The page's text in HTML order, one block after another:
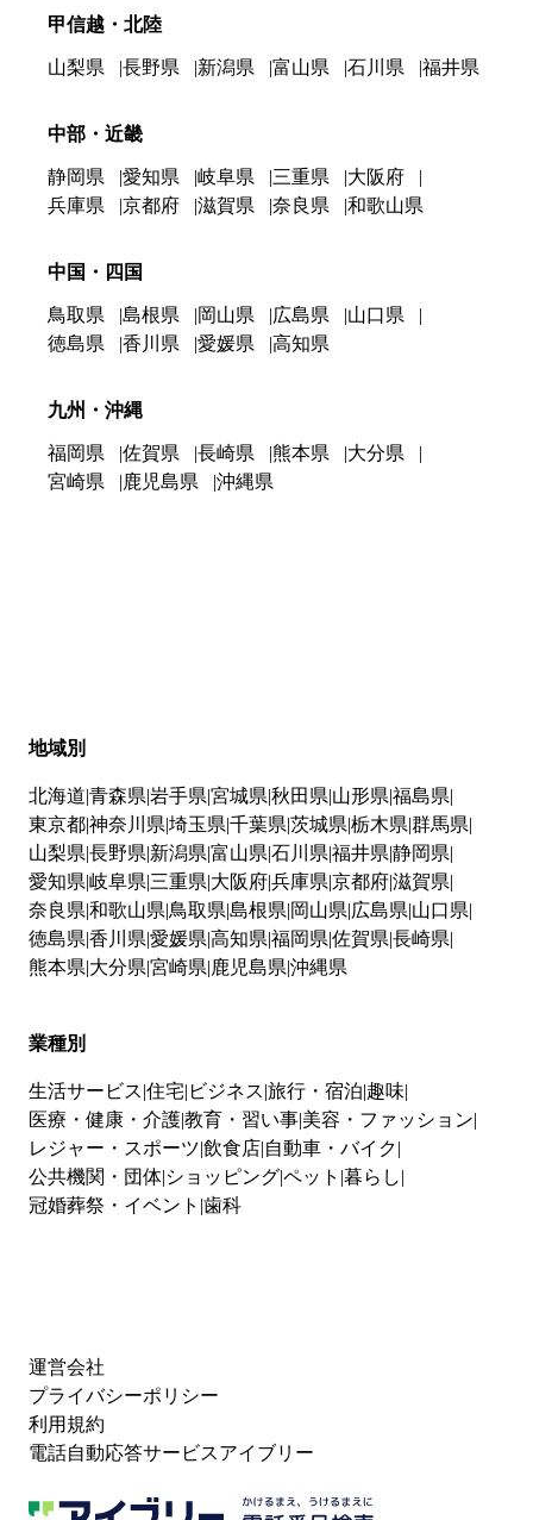
甲信越・北陸
山梨県 長野県 新潟県 富山県 石川県 福井県
中部・近畿
静岡県 愛知県 岐阜県 三重県
大阪府
兵庫県
京都府 滋賀県 奈良県 和歌山県
中国・四国
鳥取県 島根県 岡山県 広島県
山口県
徳島県
香川県 愛媛県 高知県
九州・沖縄
福岡県 佐賀県 長崎県 熊本県
大分県
宮崎県
鹿児島県 沖縄県
地域別
北海道 青森県 岩手県 宮城県 秋田県 山形県 福島県
東京都神奈川県 埼玉県 千葉県 茨城県 栃木県 群馬県
山梨県 長野県 新潟県 富山県 石川県 福井県 静岡県
愛知県 岐阜県 三重県 大阪府兵庫県 京都府滋賀県
奈良県 和歌山県 鳥取県 島根県 岡山県 広島県 山口県
徳島県 香川県 愛媛県 高知県 福岡県 佐賀県 長崎県
熊本県 大分県 宮崎県 鹿児島県 沖縄県
業種別
生活サービス 住宅 ビジネス 旅行・宿泊 趣味
医療・健康・介護教育・習い事 美容・ファッション
レジャー・スポーツ 飲食店 自動車・バイク
公共機関・団体 ショッピングペット 暮らし
冠婚葬祭・イベント 歯科
運営会社
プライバシーポリシー
利用規約
電話自動応答サービスアイブリー